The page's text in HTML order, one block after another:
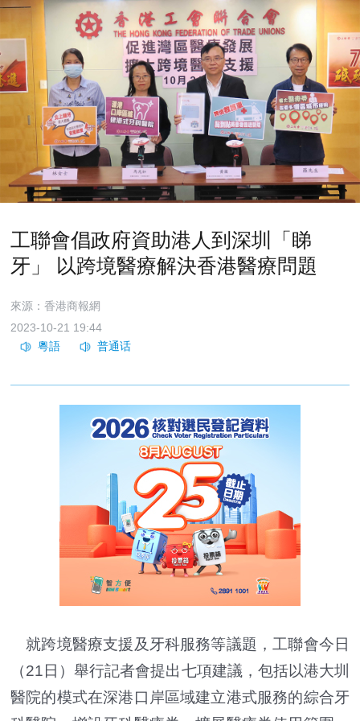
工聯會倡政府資助港人到深圳「睇
牙」 以跨境醫療解決香港醫療問題
來源：香港商報網
2023-10-21 19:44
就跨境醫療支援及牙科服務等議題，工聯會今日
（21日）舉行記者會提出七項建議，包括以港大圳
醫院的模式在深港口岸區域建立港式服務的綜合牙